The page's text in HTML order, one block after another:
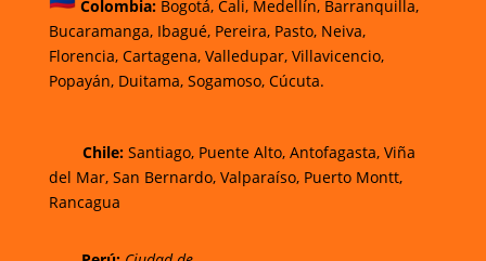
Colombia: Bogotá,Cali, Medellín, Barranquilla,
Bucaramanga,Ibagué,Pereira,Pasto, Neiva,
Florencia, Cartagena, Valledupar, Villavicencio,
Popayán, Duitama, Sogamoso, Cúcuta.
Chile:Santiago, Puente Alto, Antofagasta, Viña
del Mar, San Bernardo, Valparaíso, Puerto Montt,
Rancagua